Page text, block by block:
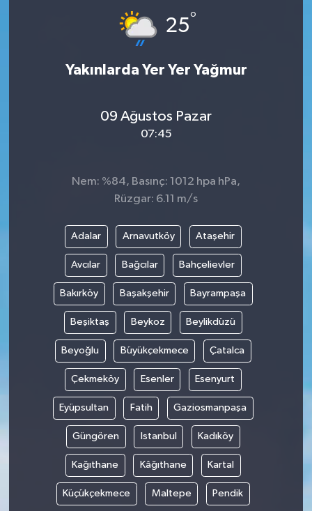
25°
Yakınlarda Yer Yer Yağmur
09 Ağustos Pazar
07:45
Nem: %84, Basınç: 1012 hpa hPa,
Rüzgar: 6.11 m/s
Adalar Arnavutköy Ataşehir
Avcılar Bağcılar Bahçelievler
Bakırköy Başakşehir Bayrampaşa
Beşiktaş Beykoz Beylikdüzü
Beyoğlu Büyükçekmece Çatalca
Çekmeköy Esenler Esenyurt
Eyüpsultan Fatih Gaziosmanpaşa
Güngören Istanbul Kadıköy
Kağıthane Kâğıthane Kartal
Küçükçekmece Maltepe Pendik
İLÇE HABERLERİ
KADIN-AİLE
YEREL YÖNETİM
MEDYA
SEÇİM 2011
ÜÇÜNCÜ SAYFA
BİLİMNET
Yemek
SİVİL TOPLUM